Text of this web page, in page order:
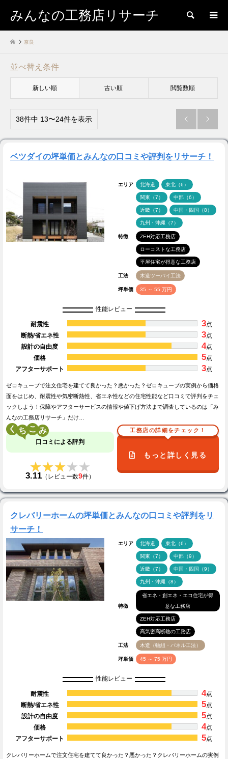
みんなの工務店リサーチ 検索
奈良
並べ替え条件
新しい順 古い順 閲覧数順
38件中 13〜24件を表示  
ベツダイの坪単価とみんなの口コミや評判をリサーチ！
エリア 北海道 東北（6）
関東（7） 中部（6）
近畿（7） 中国・四国（8）
九州・沖縄（7）
特徴 ZEH対応工務店
ローコストな工務店
平屋住宅が得意な工務店
工法 木造ツーバイ工法
坪単価 35 ～ 55 万円
性能レビュー
耐震性 3点
断熱/省エネ性
3点
設計の自由度
4点
価格
5点
アフターサポート
3点
ゼロキューブで注文住宅を建てて良かった？悪かった？ゼロキューブの実例から価格
面をはじめ、耐震性や気密断熱性、省エネ性などの住宅性能など口コミで評判をチェ
ックしよう！保障やアフターサービスの情報や値下げ方法まで調査しているのは「み
んなの工務店リサーチ」だけ…
く こ
口コミによる評判
★★★★★
★★★★★
3.11 （レビュー数9件）
工務店の詳細をチェック！
もっと詳しく見る
クレバリーホームの坪単価とみんなの口コミや評判をリ
サーチ！
エリア 北海道 東北（6）
関東（7） 中部（9）
近畿（7） 中国・四国（9）
九州・沖縄（8）
特徴
省エネ・創エネ・エコ住宅が得
意な工務店
ZEH対応工務店
高気密高断熱の工務店
工法 木造（軸組・パネル工法）
坪単価 45 ～ 75 万円
性能レビュー
耐震性 4点
断熱/省エネ性
5点
設計の自由度
5点
価格
4点
アフターサポート
5点
クレバリーホームで注文住宅を建てて良かった？悪かった？クレバリーホームの実例